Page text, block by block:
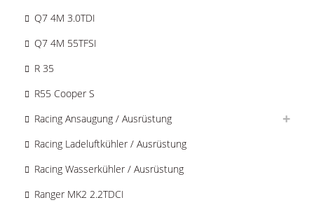
Q7 4M 3.0TDI
Q7 4M 55TFSI
R 35
R55 Cooper S
Racing Ansaugung / Ausrüstung
Racing Ladeluftkühler / Ausrüstung
Racing Wasserkühler / Ausrüstung
Ranger MK2 2.2TDCI